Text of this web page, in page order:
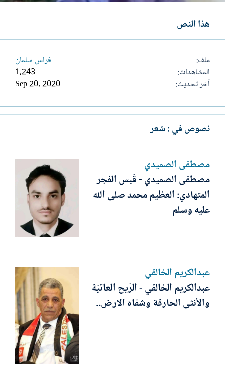
هذا النص
ملف
فراس سلمان
المشاهدات
1,243
آخر تحديث
Sep 20, 2020
نصوص في : شعر
مصطفى الصميدي
مصطفى الصميدي - قَبس الفجر
المتهادي: العظيم محمد صلى الله
عليه وسلم
عبدالكريم الخالقي
عبدالكريم الخالقي - الرّيح العاتيّة
والأنثى الحارقة وشفاه الارض..